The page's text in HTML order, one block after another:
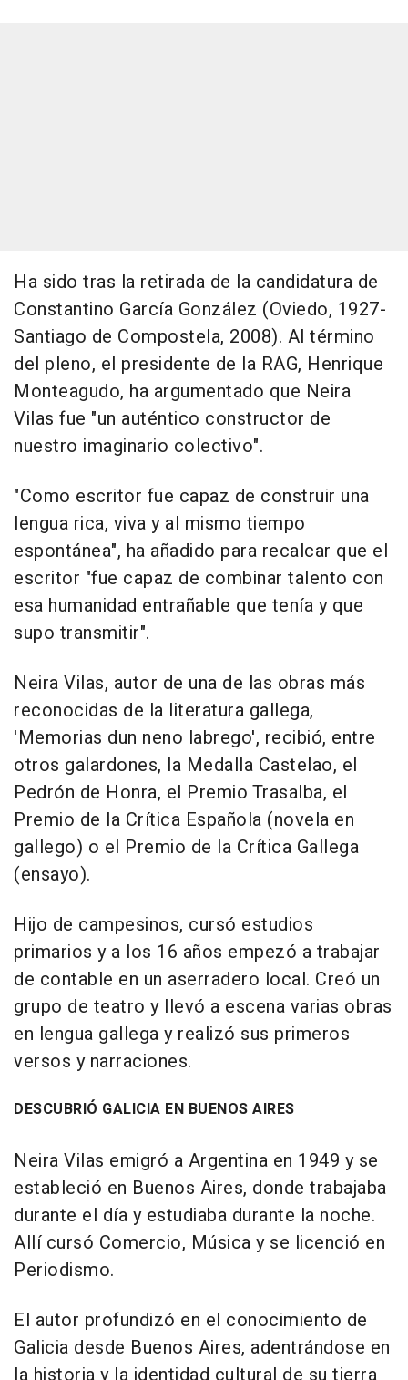
Ha sido tras la retirada de la candidatura de
Constantino García González (Oviedo, 1927-
Santiago de Compostela, 2008). Al término
del pleno, el presidente de la RAG, Henrique
Monteagudo, ha argumentado que Neira
Vilas fue "un auténtico constructor de
nuestro imaginario colectivo".
"Como escritor fue capaz de construir una
lengua rica, viva y al mismo tiempo
espontánea", ha añadido para recalcar que el
escritor "fue capaz de combinar talento con
esa humanidad entrañable que tenía y que
supo transmitir".
Neira Vilas, autor de una de las obras más
reconocidas de la literatura gallega,
'Memorias dun neno labrego', recibió, entre
otros galardones, la Medalla Castelao, el
Pedrón de Honra, el Premio Trasalba, el
Premio de la Crítica Española (novela en
gallego) o el Premio de la Crítica Gallega
(ensayo).
Hijo de campesinos, cursó estudios
primarios y a los 16 años empezó a trabajar
de contable en un aserradero local. Creó un
grupo de teatro y llevó a escena varias obras
en lengua gallega y realizó sus primeros
versos y narraciones.
DESCUBRIÓ GALICIA EN BUENOS AIRES
Neira Vilas emigró a Argentina en 1949 y se
estableció en Buenos Aires, donde trabajaba
durante el día y estudiaba durante la noche.
Allí cursó Comercio, Música y se licenció en
Periodismo.
El autor profundizó en el conocimiento de
Galicia desde Buenos Aires, adentrándose en